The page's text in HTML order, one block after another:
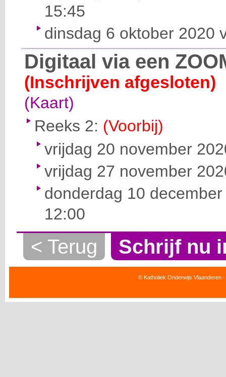
15:45
dinsdag 6 oktober 2020
Digitaal via een
(Inschrijven afgesloten)
(Kaart)
Reeks 2: (Voorbij)
vrijdag 20 november
vrijdag 27 november
donderdag 10
12:00
< Terug Schrijf nu
© Katholiek Onderwijs Vlaanderen